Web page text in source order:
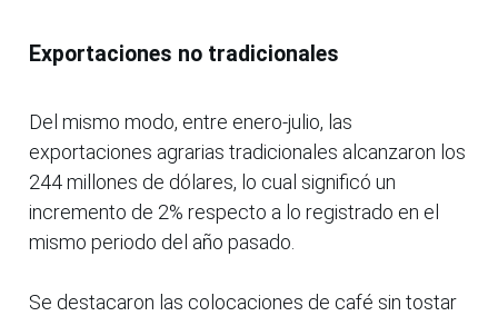
Exportaciones no tradicionales
Del mismo modo, entre enero-julio, las
exportaciones agrarias tradicionales alcanzaron los
244 millones de dólares, lo cual significó un
incremento de 2% respecto a lo registrado en el
mismo periodo del año pasado.
Se destacaron las colocaciones de café sin tostar